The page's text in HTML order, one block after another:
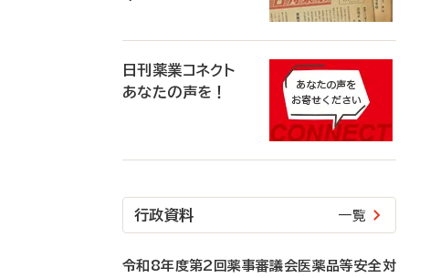
日刊薬業コネクト
あなたの声を！
行政資料 一覧
令和8年度第2回薬事審議会医薬品等安全対